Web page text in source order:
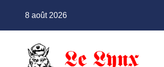
8 août 2026